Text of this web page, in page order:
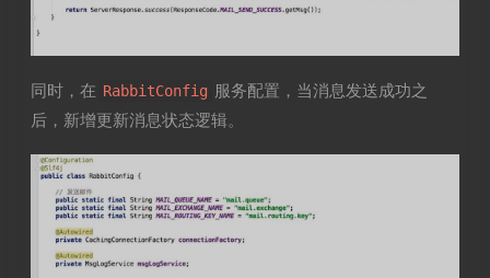
同时，在 RabbitConfig 服务配置，当消息发送成功之
后，新增更新消息状态逻辑。